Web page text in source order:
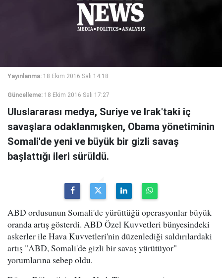
Yayınlanma: 18 Ekim 2016 Salı 14:18
Güncelleme: 18 Ekim 2016 Salı 17:27
Uluslararası medya, Suriye ve Irak'taki iç
savaşlara odaklanmışken, Obama yönetiminin
Somali'de yeni ve büyük bir gizli savaş
başlattığı ileri sürüldü.
ABD ordusunun Somali'de yürüttüğü operasyonlar büyük
oranda artış gösterdi. ABD Özel Kuvvetleri bünyesindeki
askerler ile Hava Kuvvetleri'nin düzenlediği saldırılardaki
artış "ABD, Somali'de gizli bir savaş yürütüyor"
yorumlarına sebep oldu.